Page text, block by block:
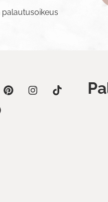
palautusoikeus